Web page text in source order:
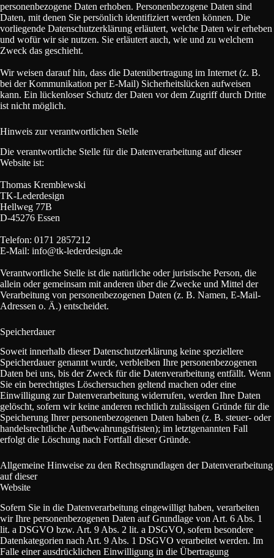
personenbezogene Daten erhoben. Personenbezogene Daten sind
Daten, mit denen Sie persönlich identifiziert werden können. Die
vorliegende Datenschutzerklärung erläutert, welche Daten wir erheben
und wofür wir sie nutzen. Sie erläutert auch, wie und zu welchem
Zweck das geschieht.
Wir weisen darauf hin, dass die Datenübertragung im Internet (z. B.
bei der Kommunikation per E-Mail) Sicherheitslücken aufweisen
kann. Ein lückenloser Schutz der Daten vor dem Zugriff durch Dritte
ist nicht möglich.
Hinweis zur verantwortlichen Stelle
Die verantwortliche Stelle für die Datenverarbeitung auf dieser
Website ist:
Thomas Kremblewski
TK-Lederdesign
Hellweg 77B
D-45276 Essen
Telefon: 0171 2857212
E-Mail: info@tk-lederdesign.de
Verantwortliche Stelle ist die natürliche oder juristische Person, die
allein oder gemeinsam mit anderen über die Zwecke und Mittel der
Verarbeitung von personenbezogenen Daten (z. B. Namen, E-Mail-
Adressen o. Ä.) entscheidet.
Speicherdauer
Soweit innerhalb dieser Datenschutzerklärung keine speziellere
Speicherdauer genannt wurde, verbleiben Ihre personenbezogenen
Daten bei uns, bis der Zweck für die Datenverarbeitung entfällt. Wenn
Sie ein berechtigtes Löschersuchen geltend machen oder eine
Einwilligung zur Datenverarbeitung widerrufen, werden Ihre Daten
gelöscht, sofern wir keine anderen rechtlich zulässigen Gründe für die
Speicherung Ihrer personenbezogenen Daten haben (z. B. steuer- oder
handelsrechtliche Aufbewahrungsfristen); im letztgenannten Fall
erfolgt die Löschung nach Fortfall dieser Gründe.
Allgemeine Hinweise zu den Rechtsgrundlagen der Datenverarbeitung
auf dieser
Website
Sofern Sie in die Datenverarbeitung eingewilligt haben, verarbeiten
wir Ihre personenbezogenen Daten auf Grundlage von Art. 6 Abs. 1
lit. a DSGVO bzw. Art. 9 Abs. 2 lit. a DSGVO, sofern besondere
Datenkategorien nach Art. 9 Abs. 1 DSGVO verarbeitet werden. Im
Falle einer ausdrücklichen Einwilligung in die Übertragung